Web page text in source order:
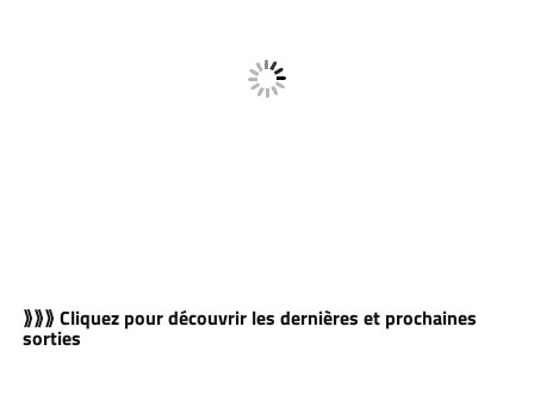
⟫⟫⟫ Cliquez pour découvrir les dernières et prochaines
sorties